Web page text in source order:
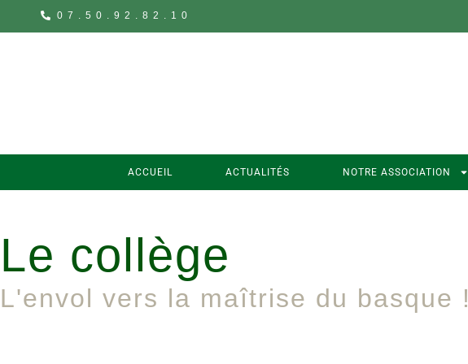
07.50.92.82.10
ACCUEIL ACTUALITÉS NOTRE ASSOCIATION
Le collège
L'envol vers la maîtrise du basque !